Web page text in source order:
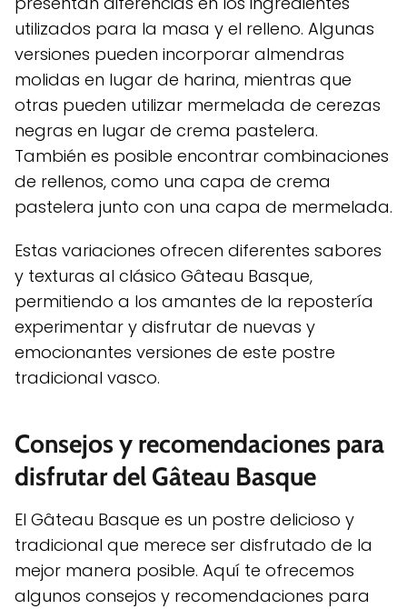
utilizados para la masa y el relleno. Algunas
versiones pueden incorporar almendras
molidas en lugar de harina, mientras que
otras pueden utilizar mermelada de cerezas
negras en lugar de crema pastelera.
También es posible encontrar combinaciones
de rellenos, como una capa de crema
pastelera junto con una capa de mermelada.
Estas variaciones ofrecen diferentes sabores
y texturas al clásico Gâteau Basque,
permitiendo a los amantes de la repostería
experimentar y disfrutar de nuevas y
emocionantes versiones de este postre
tradicional vasco.
Consejos y recomendaciones para
disfrutar del Gâteau Basque
El Gâteau Basque es un postre delicioso y
tradicional que merece ser disfrutado de la
mejor manera posible. Aquí te ofrecemos
algunos consejos y recomendaciones para